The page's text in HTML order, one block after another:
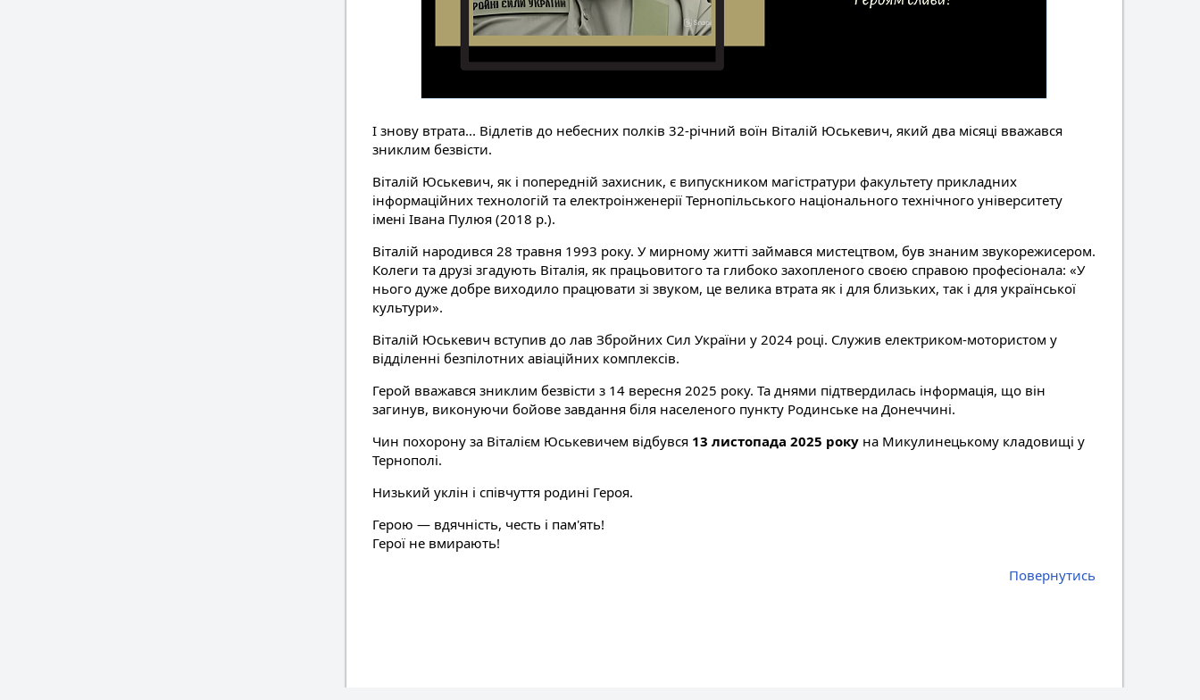
І знову втрата... Відлетів до небесних полків 32-річний воїн Віталій Юськевич, який два місяці вважався
зниклим безвісти.
Віталій Юськевич, як і попередній захисник, є випускником магістратури факультету прикладних
інформаційних технологій та електроінженерії Тернопільського національного технічного університету
імені Івана Пулюя (2018 р.).
Віталій народився 28 травня 1993 року. У мирному житті займався мистецтвом, був знаним звукорежисером.
Колеги та друзі згадують Віталія, як працьовитого та глибоко захопленого своєю справою професіонала: «У
нього дуже добре виходило працювати зі звуком, це велика втрата як і для близьких, так і для української
культури».
Віталій Юськевич вступив до лав Збройних Сил України у 2024 році. Служив електриком-мотористом у
відділенні безпілотних авіаційних комплексів.
Герой вважався зниклим безвісти з 14 вересня 2025 року. Та днями підтвердилась інформація, що він
загинув, виконуючи бойове завдання біля населеного пункту Родинське на Донеччині.
Чин похорону за Віталієм Юськевичем відбувся 13 листопада 2025 року на Микулинецькому кладовищі у
Тернополі.
Низький уклін і співчуття родині Героя.
Герою — вдячність, честь і пам'ять!
Герої не вмирають!
Повернутись